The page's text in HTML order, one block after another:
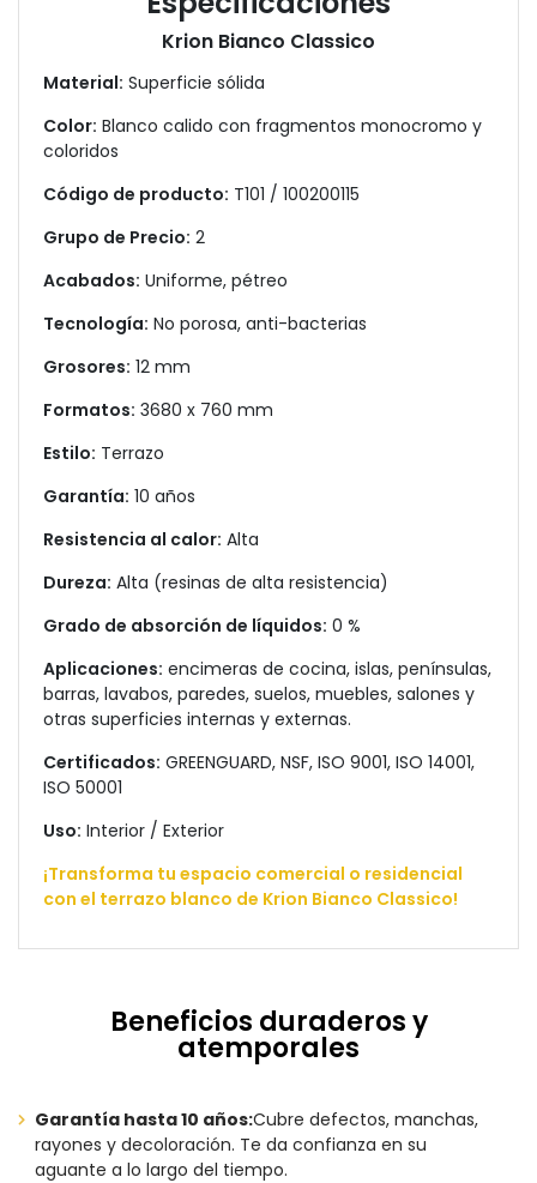
Krion Bianco Classico
Material: Superficie sólida
Color: Blanco calido con fragmentos monocromo y
coloridos
Código de producto: T101 / 100200115
Grupo de Precio: 2
Acabados: Uniforme, pétreo
Tecnología: No porosa, anti-bacterias
Grosores: 12 mm
Formatos: 3680 x 760 mm
Estilo: Terrazo
Garantía: 10 años
Resistencia al calor: Alta
Dureza: Alta (resinas de alta resistencia)
Grado de absorción de líquidos: 0 %
Aplicaciones: encimeras de cocina, islas, penínsulas,
barras, lavabos, paredes, suelos, muebles, salones y
otras superficies internas y externas.
Certificados: GREENGUARD, NSF, ISO 9001, ISO 14001,
ISO 50001
Uso: Interior / Exterior
¡Transforma tu espacio comercial o residencial
con el terrazo blanco de Krion Bianco Classico!
Beneficios duraderos y
atemporales
Garantía hasta 10 años:Cubre defectos, manchas,
rayones y decoloración. Te da confianza en su
aguante a lo largo del tiempo.